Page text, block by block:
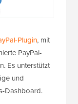
Plugin, mit
PayPal-
Es unterstützt
und
Dashboard.